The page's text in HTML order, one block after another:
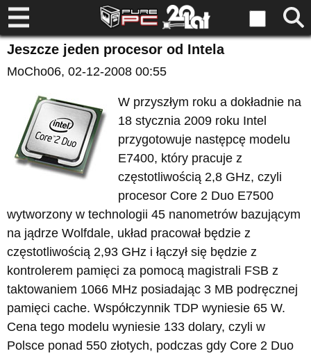
Jeszcze jeden procesor od Intela
MoCho06, 02-12-2008 00:55
W przyszłym roku a dokładnie na
18 stycznia 2009 roku Intel
przygotowuje następcę modelu
E7400, który pracuje z
częstotliwością 2,8 GHz, czyli
procesor Core 2 Duo E7500
wytworzony w technologii 45 nanometrów bazującym
na jądrze Wolfdale, układ pracował będzie z
częstotliwością 2,93 GHz i łączył się będzie z
kontrolerem pamięci za pomocą magistrali FSB z
taktowaniem 1066 MHz posiadając 3 MB podręcznej
pamięci cache. Współczynnik TDP wyniesie 65 W.
Cena tego modelu wyniesie 133 dolary, czyli w
Polsce ponad 550 złotych, podczas gdy Core 2 Duo